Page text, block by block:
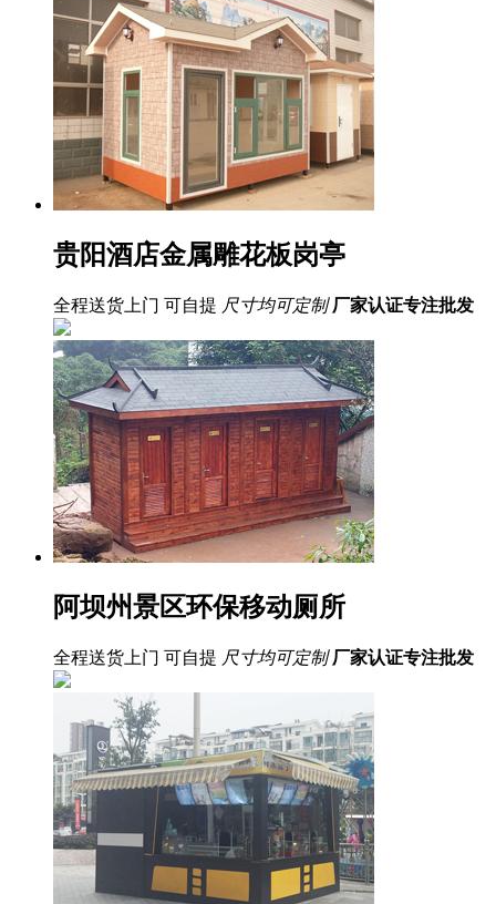
贵阳酒店金属雕花板岗亭
全程送货上门 可自提 尺寸均可定制 厂家认证专注批发
阿坝州景区环保移动厕所
全程送货上门 可自提 尺寸均可定制 厂家认证专注批发